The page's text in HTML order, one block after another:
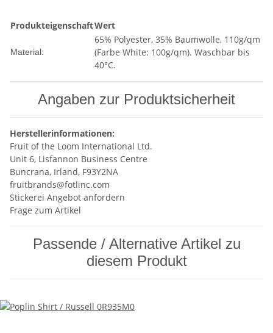
ProdukteigenschaftWert
Material:
65% Polyester, 35% Baumwolle, 110g/qm
(Farbe White: 100g/qm). Waschbar bis
40°C.
Angaben zur Produktsicherheit
Herstellerinformationen:
Fruit of the Loom International Ltd.
Unit 6, Lisfannon Business Centre
Buncrana, Irland, F93Y2NA
fruitbrands@fotlinc.com
Stickerei Angebot anfordern
Frage zum Artikel
Passende / Alternative Artikel zu
diesem Produkt